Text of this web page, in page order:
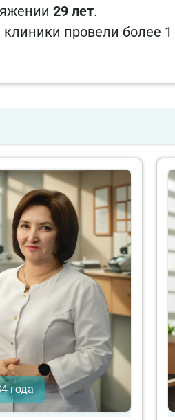
29 лет.
провели более 1
года